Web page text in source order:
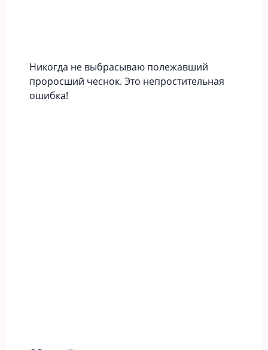
Никогда не выбрасываю полежавший
проросший чеснок. Это непростительная
ошибка!